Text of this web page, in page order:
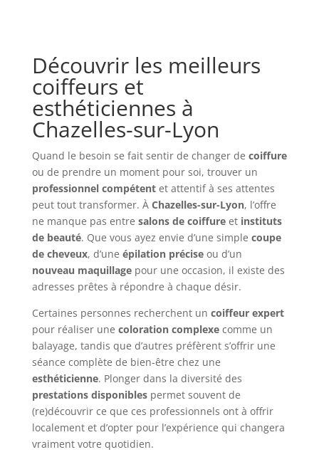
Découvrir les meilleurs
coiffeurs et
esthéticiennes à
Chazelles-sur-Lyon
Quand le besoin se fait sentir de changer de coiffure
ou de prendre un moment pour soi, trouver un
professionnel compétentet attentif à ses attentes
peut tout transformer. À Chazelles-sur-Lyon, l’offre
ne manque pas entre salons de coiffureet instituts
de beauté. Que vous ayez envie d’une simple coupe
de cheveux, d’une épilation préciseou d’un
nouveau maquillagepour une occasion, il existe des
adresses prêtes à répondre à chaque désir.
Certaines personnes recherchent un coiffeur expert
pour réaliser une coloration complexecomme un
balayage, tandis que d’autres préfèrent s’offrir une
séance complète de bien-être chez une
esthéticienne. Plonger dans la diversité des
prestations disponiblespermet souvent de
(re)découvrir ce que ces professionnels ont à offrir
localement et d’opter pour l’expérience qui changera
vraiment votre quotidien.